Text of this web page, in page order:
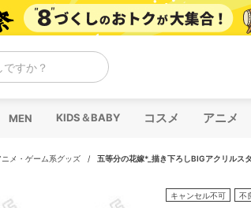
すか？
MEN KIDS＆BABY コスメ アニメ
ニメ・ゲーム系グッズ / 五等分の花嫁*_描き下ろしBIGアクリルス
キャンセル不可 不